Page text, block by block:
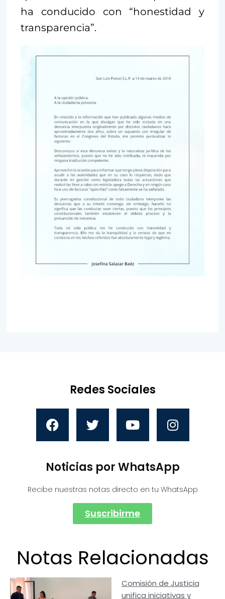
ha conducido con “honestidad y
transparencia”.
Redes Sociales
Noticias por WhatsApp
Recibe nuestras notas directo en tu WhatsApp
Suscribirme
Notas Relacionadas
Comisión de Justicia
unifica iniciativas y